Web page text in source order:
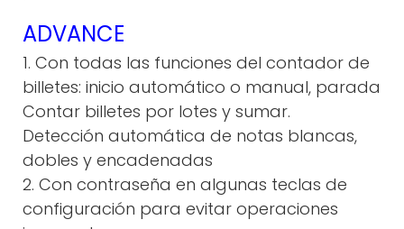
ADVANCE
1. Con todas las funciones del contador de
billetes: inicio automático o manual, parada
Contar billetes por lotes y sumar.
Detección automática de notas blancas,
dobles y encadenadas
2. Con contraseña en algunas teclas de
configuración para evitar operaciones